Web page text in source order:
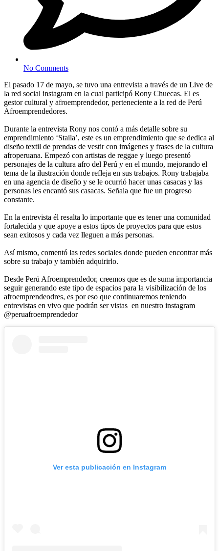
No Comments
El pasado 17 de mayo, se tuvo una entrevista a través de un Live de
la red social instagram en la cual participó Rony Chuecas. El es
gestor cultural y afroemprendedor, perteneciente a la red de Perú
Afroemprendedores.
Durante la entrevista Rony nos contó a más detalle sobre su
emprendimiento ‘Staila’, este es un emprendimiento que se dedica al
diseño textil de prendas de vestir con imágenes y frases de la cultura
afroperuana. Empezó con artistas de reggae y luego presentó
personajes de la cultura afro del Perú y en el mundo, mejorando el
tema de la ilustración donde refleja en sus trabajos. Rony trabajaba
en una agencia de diseño y se le ocurrió hacer unas casacas y las
personas les encantó sus casacas. Señala que fue un progreso
constante.
En la entrevista él resalta lo importante que es tener una comunidad
fortalecida y que apoye a estos tipos de proyectos para que estos
sean exitosos y cada vez lleguen a más personas.
Así mismo, comentó las redes sociales donde pueden encontrar más
sobre su trabajo y también adquirirlo.
Desde Perú Afroemprendedor, creemos que es de suma importancia
seguir generando este tipo de espacios para la visibilización de los
afroemprendeodres, es por eso que continuaremos teniendo
entrevistas en vivo que podrán ser vistas en nuestro instagram
@peruafroemprendedor
Ver esta publicación en Instagram